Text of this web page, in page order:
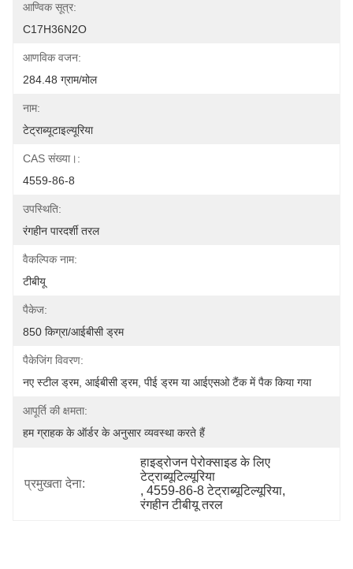
आण्विक सूत्र:
C17H36N2O
आणविक वजन:
284.48 ग्राम/मोल
नाम:
टेट्राब्यूटाइल्यूरिया
CAS संख्या।:
4559-86-8
उपस्थिति:
रंगहीन पारदर्शी तरल
वैकल्पिक नाम:
टीबीयू
पैकेज:
850 किग्रा/आईबीसी ड्रम
पैकेजिंग विवरण:
नए स्टील ड्रम, आईबीसी ड्रम, पीई ड्रम या आईएसओ टैंक में पैक किया गया
आपूर्ति की क्षमता:
हम ग्राहक के ऑर्डर के अनुसार व्यवस्था करते हैं
प्रमुखता देना:
हाइड्रोजन पेरोक्साइड के लिए
टेट्राब्यूटिल्यूरिया
, 4559-86-8 टेट्राब्यूटिल्यूरिया,
रंगहीन टीबीयू तरल